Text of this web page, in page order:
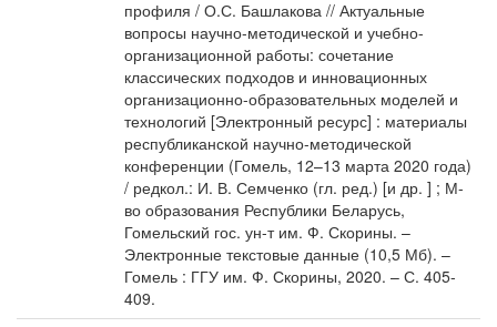
профиля / О.С. Башлакова // Актуальные
вопросы научно-методической и учебно-
организационной работы: сочетание
классических подходов и инновационных
организационно-образовательных моделей и
технологий [Электронный ресурс] : материалы
республиканской научно-методической
конференции (Гомель, 12–13 марта 2020 года)
/ редкол.: И. В. Семченко (гл. ред.) [и др. ] ; М-
во образования Республики Беларусь,
Гомельский гос. ун-т им. Ф. Скорины. –
Электронные текстовые данные (10,5 Мб). –
Гомель : ГГУ им. Ф. Скорины, 2020. – С. 405-
409.